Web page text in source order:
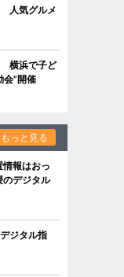
人気グルメ
横浜で子ど
会”開催
もっと見る
報はおっ
デジタル
ジタル指